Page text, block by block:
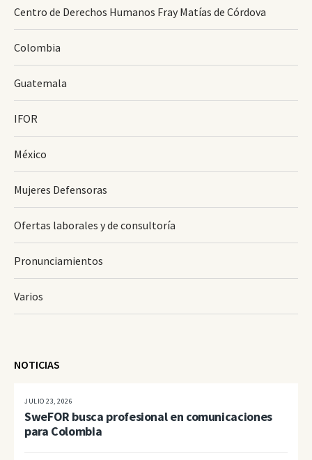
Centro de Derechos Humanos Fray Matías de Córdova
Colombia
Guatemala
IFOR
México
Mujeres Defensoras
Ofertas laborales y de consultoría
Pronunciamientos
Varios
NOTICIAS
JULIO 23, 2026
SweFOR busca profesional en comunicaciones
para Colombia